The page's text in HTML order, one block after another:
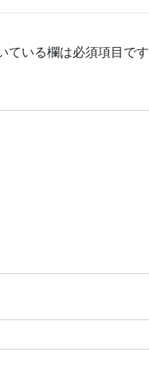
ている欄は必須項目です